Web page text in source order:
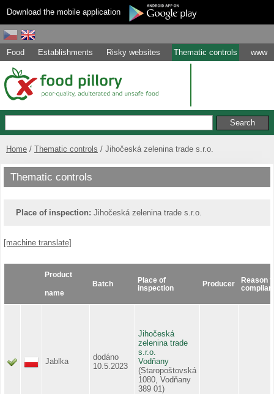
Download the mobile application
Food Establishments Risky websites Thematic controls www
Home Thematic controls Jihočeská zelenina trade s.r.o.
Thematic controls
Place of inspection: Jihočeská zelenina trade s.r.o.
[machine translate]
Product
name
Batch
Place of
inspection
Producer
Reason
Jablka
dodáno
10.5.2023
Jihočeská
zelenina trade
s.r.o.
Vodňany
(Staropoštovská
1080, Vodňany
389 01)